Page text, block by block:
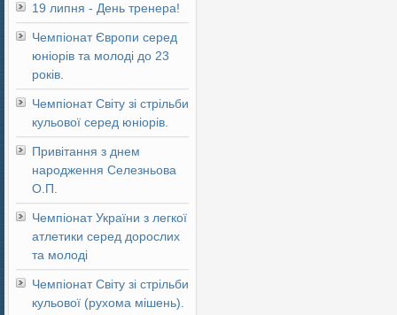
19 липня - День тренера!
Чемпіонат Європи серед
юніорів та молоді до 23
років.
Чемпіонат Світу зі стрільби
кульової серед юніорів.
Привітання з днем
народження Селезньова
О.П.
Чемпіонат України з легкої
атлетики серед дорослих
та молоді
Чемпіонат Світу зі стрільби
кульової (рухома мішень).